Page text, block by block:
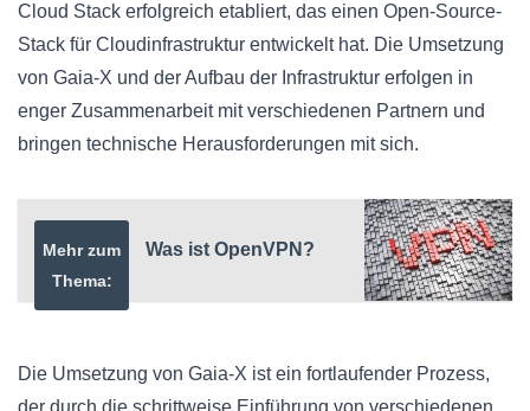
Cloud Stack erfolgreich etabliert, das einen Open-Source-
Stack für Cloudinfrastruktur entwickelt hat. Die Umsetzung
von Gaia-X und der Aufbau der Infrastruktur erfolgen in
enger Zusammenarbeit mit verschiedenen Partnern und
bringen technische Herausforderungen mit sich.
Mehr zum
Thema:
Was ist OpenVPN?
Die Umsetzung von Gaia-X ist ein fortlaufender Prozess,